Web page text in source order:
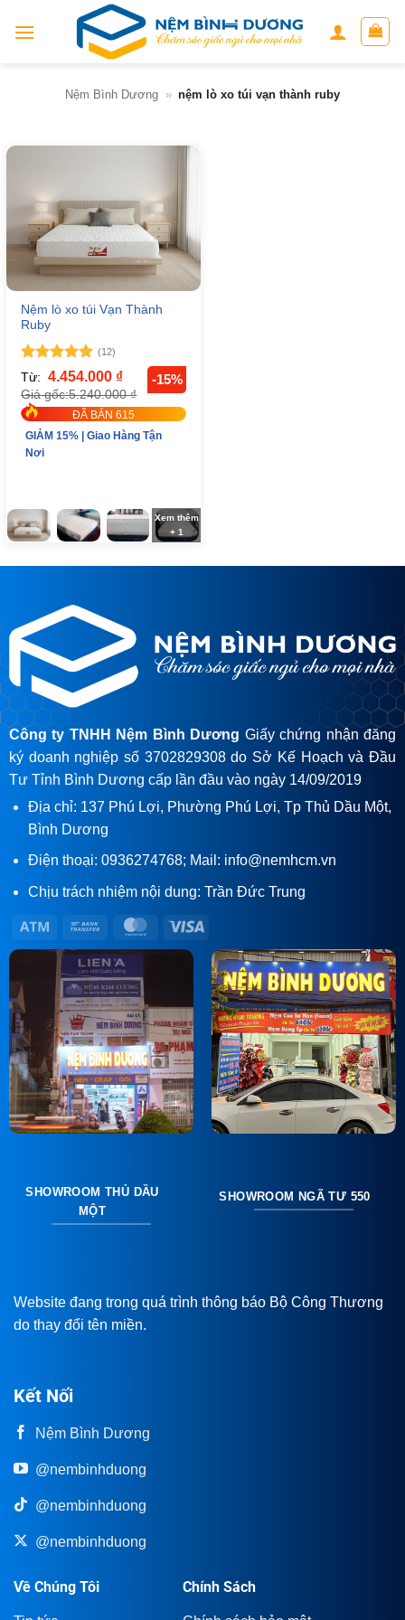
Nệm Bình Dương » nệm lò xo túi vạn thành ruby
Xem thêm
+ 1
Nệm lò xo túi Vạn Thành
Ruby
Được xếp
hạng5
5
sao
(12)
Từ: 4.454.000 ₫
Giá gốc:5.240.000₫
-15%
ĐÃ BÁN 615
GIẢM 15% | Giao Hàng Tận
Nơi
Công ty TNHH Nệm Bình Dương Giấy chứng nhận đăng
ký doanh nghiệp số 3702829308 do Sở Kế Hoạch và Đầu
Tư Tỉnh Bình Dương cấp lần đầu vào ngày 14/09/2019
Địa chỉ: 137 Phú Lợi, Phường Phú Lợi, Tp Thủ Dầu Một,
Bình Dương
Điện thoại: 0936274768; Mail: info@nemhcm.vn
Chịu trách nhiệm nội dung: Trần Đức Trung
Atm
Bank
MasterCard
SHOWROOM THỦ DẦU
MỘT
SHOWROOM NGÃ TƯ 550
Website đang trong quá trình thông báo Bộ Công Thương
do thay đổi tên miền.
Kết Nối
Nệm Bình Dương
@nembinhduong
@nembinhduong
@nembinhduong
Về Chúng Tôi Chính Sách